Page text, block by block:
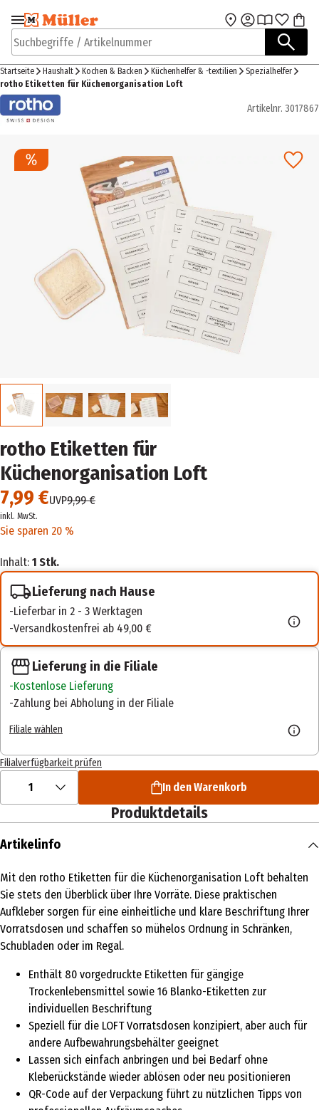
Zur Navigation
springen
Zum Hauptinhalt
Suchbegriffe / Artikelnummer
Startseite Haushalt Kochen & Backen Küchenhelfer & -textilien
Spezialhelfer
rotho Etiketten für Küchenorganisation Loft
Artikelnr. 3017867
rotho Etiketten für
Küchenorganisation Loft
7,99 €UVP9,99 €
inkl. MwSt.
Sie sparen 20 %
Inhalt: 1 Stk.
Lieferung nach Hause
Lieferbar in 2 - 3 Werktagen
Versandkostenfrei ab 49,00 €
Lieferung in die Filiale
Kostenlose Lieferung
Zahlung bei Abholung in der Filiale
Filiale wählen
Filialverfügbarkeit prüfen
1 In den Warenkorb
Produktdetails
Artikelinfo
Mit den rotho Etiketten für die Küchenorganisation Loft behalten
Sie stets den Überblick über Ihre Vorräte. Diese praktischen
Aufkleber sorgen für eine einheitliche und klare Beschriftung Ihrer
Vorratsdosen und schaffen so mühelos Ordnung in Schränken,
Schubladen oder im Regal.
Enthält 80 vorgedruckte Etiketten für gängige
Trockenlebensmittel sowie 16 Blanko-Etiketten zur
individuellen Beschriftung
Speziell für die LOFT Vorratsdosen konzipiert, aber auch für
andere Aufbewahrungsbehälter geeignet
Lassen sich einfach anbringen und bei Bedarf ohne
Kleberückstände wieder ablösen oder neu positionieren
QR-Code auf der Verpackung führt zu nützlichen Tipps von